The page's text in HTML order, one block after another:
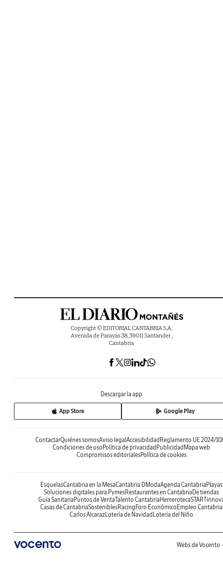
Copyright © EDITORIAL CANTABRIA S.A.
Avenida de Parayas 38, 39011 Santander ,
Cantabria
Descargar la app
App Store Google Play
ContactarQuiénes somosAviso legalAccesibilidadReglamento UE 2024/
Condiciones de usoPolítica de privacidadPublicidadMapa web
Compromisos editorialesPolítica de cookies
EsquelasCantabria en la MesaCantabria DModaAgenda CantabriaPlayas
Soluciones digitales para PymesRestaurantes en CantabriaDe tiendas
Guía SanitariaPuntos de VentaTalento CantabriaHemeroteca
Casas de CantabriaSosteniblesRacingForo EconómicoEmpleo Cantabria
Carlos AlcarazLotería de NavidadLotería del Niño
Webs de Vocento